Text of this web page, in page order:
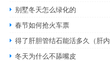
别墅冬天怎么绿化的
春节如何抢火车票
得了肝胆管结石能活多久（肝
冬天为什么不舔嘴皮